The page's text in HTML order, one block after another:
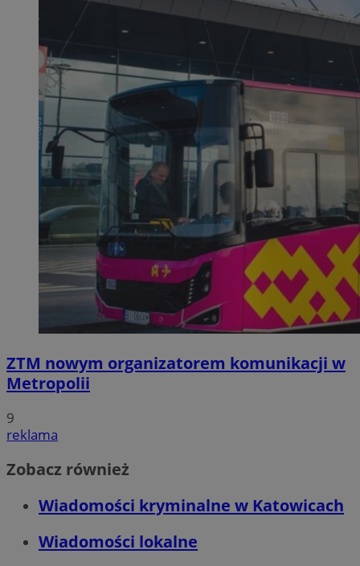
ZTM nowym organizatorem komunikacji w
Metropolii
9
reklama
Zobacz również
Wiadomości kryminalne w Katowicach
Wiadomości lokalne